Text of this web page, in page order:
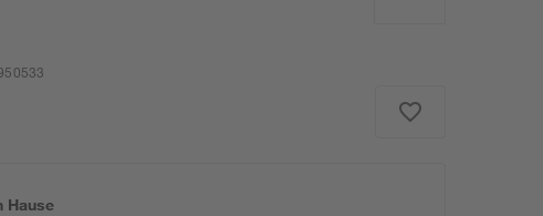
Hause